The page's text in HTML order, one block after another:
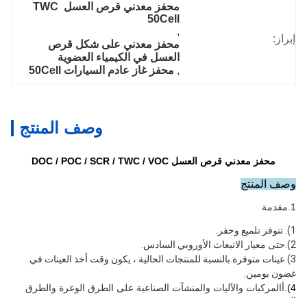
إبراز:
محفز معدني قرص العسل TWC
50Cell
,
محفز معدني على شكل قرص
العسل في الكيمياء العضوية
, محفز غاز عادم السيارات 50Cell
وصف المنتج
محفز معدني قرص العسل DOC / POC / SCR / TWC / VOC
وصف المنتج
مقدمة
تتوفر تلميع وحفر.
غضون يومين.
4). أ المركبات والآليات والمنشآت الصناعية على الطرق الوعرة والطرق